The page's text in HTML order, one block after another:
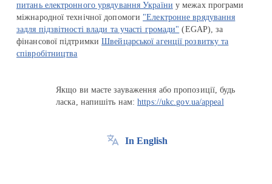
питань електронного урядування України у межах програми
міжнародної технічної допомоги "Електронне врядування
задля підзвітності влади та участі громади" (EGAP), за
фінансової підтримкиШвейцарської агенції розвитку та
співробітництва
Якщо ви маєте зауваження або пропозиції, будь
ласка, напишіть нам:https://ukc.gov.ua/appeal
In English